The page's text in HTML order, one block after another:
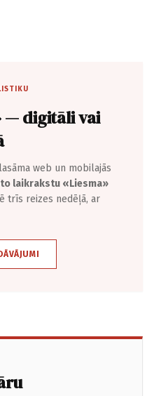
— digitāli vai
web un mobilajās
laikrakstu «Liesma»
trīs reizes nedēļā, ar